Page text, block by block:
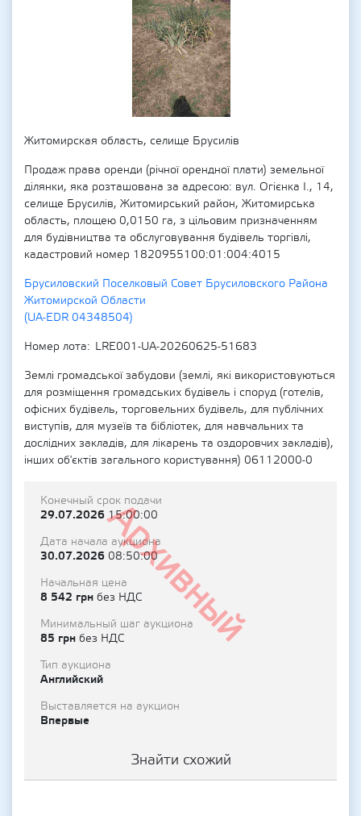
Житомирская область, селище Брусилів
Продаж права оренди (річної орендної плати) земельної
ділянки, яка розташована за адресою: вул. Огієнка І., 14,
селище Брусилів, Житомирський район, Житомирська
область, площею 0,0150 га, з цільовим призначенням
для будівництва та обслуговування будівель торгівлі,
кадастровий номер 1820955100:01:004:4015
Брусиловский Поселковый Совет Брусиловского Района
Житомирской Области
(UA-EDR 04348504)
Номер лота
LRE001-UA-20260625-51683
Землі громадської забудови (землі, які використовуються
для розміщення громадських будівель і споруд (готелів,
офісних будівель, торговельних будівель, для публічних
виступів, для музеїв та бібліотек, для навчальних та
дослідних закладів, для лікарень та оздоровчих закладів),
інших об'єктів загального користування) 06112000-0
Архивный
Конечный срок подачи
29.07.202615:00:00
Дата начала аукциона
30.07.2026 08:50:00
Начальная цена
8 542 грн без НДС
Минимальный шаг аукциона
85 грн без НДС
Тип аукциона
Английский
Выставляется на аукцион
Впервые
Знайти схожий